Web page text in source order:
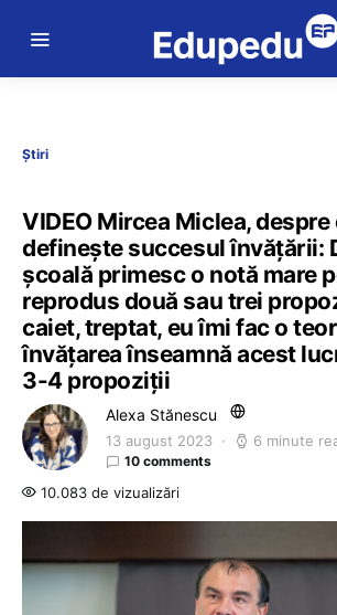
Știri
VIDEO Mircea Miclea, despre
definește succesul învățării:
școală primesc o notă mare
reprodus două sau trei
caiet, treptat, eu îmi fac o
învățarea înseamnă acest
3-4 propoziții
Alexa Stănescu
13 august 2023 6 minute
10 comments
10.083 de vizualizări